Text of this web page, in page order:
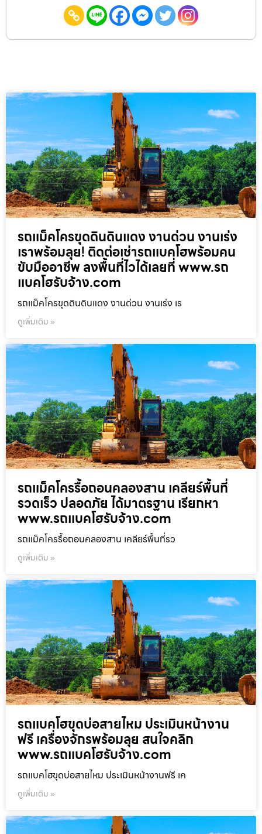
รถแม็คโครขุดดินดินแดง งานด่วน งานเร่ง
เราพร้อมลุย! ติดต่อเช่ารถแบคโฮพร้อมคน
ขับมืออาชีพ ลงพื้นที่ไวได้เลยที่ www.รถ
แบคโฮรับจ้าง.com
รถแม็คโครขุดดินดินแดง งานด่วน งานเร่ง เร
ดูเพิ่มเติม »
รถแม็คโครรื้อถอนคลองสาน เคลียร์พื้นที่
รวดเร็ว ปลอดภัย ได้มาตรฐาน เรียกหา
www.รถแบคโฮรับจ้าง.com
รถแม็คโครรื้อถอนคลองสาน เคลียร์พื้นที่รว
ดูเพิ่มเติม »
รถแบคโฮขุดบ่อสายไหม ประเมินหน้างาน
ฟรี เครื่องจักรพร้อมลุย สนใจคลิก
www.รถแบคโฮรับจ้าง.com
รถแบคโฮขุดบ่อสายไหม ประเมินหน้างานฟรี เค
ดูเพิ่มเติม »